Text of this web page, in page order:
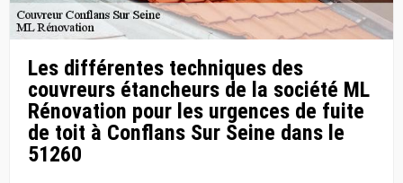
Les différentes techniques des
couvreurs étancheurs de la société ML
Rénovation pour les urgences de fuite
de toit à Conflans Sur Seine dans le
51260